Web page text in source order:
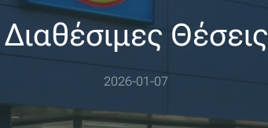
Διαθέσιμες Θέσεις
2026-01-07